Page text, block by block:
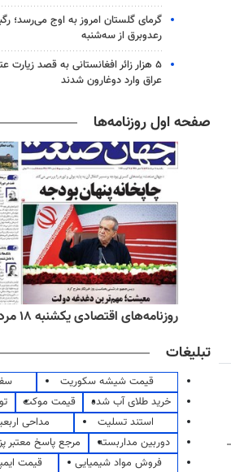
گرمای گلستان امروز به اوج می‌رسد؛
رعدوبرق از سه‌شنبه
۵ هزار زائر افغانستانی به قصد زیارت
عراق وارد دوغارون شدند
صفحه اول روزنامه‌ها
روزنامه‌های اقتصادی یکشنبه ۱۸ مرداد ۱۴۰۵
تبلیغات
قیمت شیشه سکوریت
خرید طلای آب شده
قیمت موکت
استند تسلیت
مداحی
دوربین مداربسته
مرجع پاسخ معتبر
فروش مواد شیمیایی
قیمت